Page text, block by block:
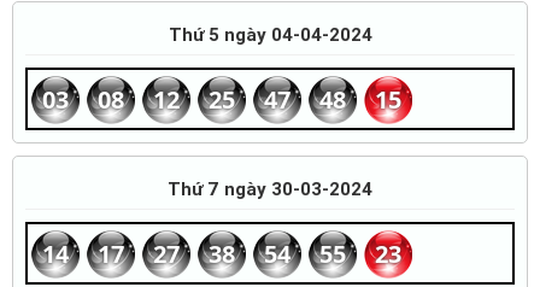
Thứ 5 ngày 04-04-2024
03 08 12 25 47 48 15
Thứ 7 ngày 30-03-2024
14 17 27 38 54 55 23